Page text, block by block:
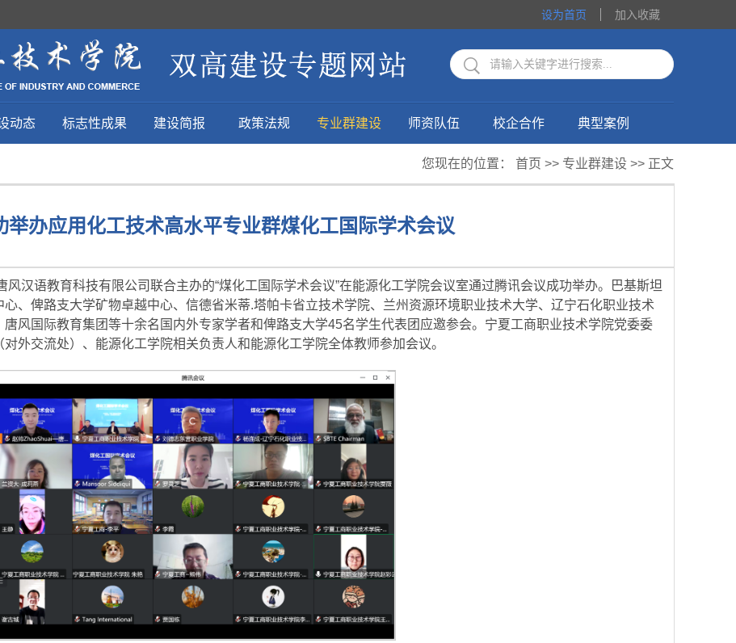
设为首页 加入收藏
动态 标志性成果 建设简报 政策法规 专业群建设 师资队伍 校企合作 典型案例
您现在的位置： 首页 >> 专业群建设 >> 正文
举办应用化工技术高水平专业群煤化工国际学术会议
汉语教育科技有限公司联合主办的“煤化工国际学术会议”在能源化工学院会议室通过腾讯会议成功举办。巴基斯坦
、俾路支大学矿物卓越中心、信德省米蒂.塔帕卡省立技术学院、兰州资源环境职业技术大学、辽宁石化职业技术
风国际教育集团等十余名国内外专家学者和俾路支大学45名学生代表团应邀参会。宁夏工商职业技术学院党委委
外交流处）、能源化工学院相关负责人和能源化工学院全体教师参加会议。